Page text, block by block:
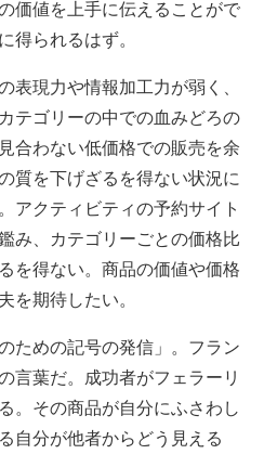
価値を上手に伝えることがで
得られるはず。
現力や情報加工力が弱く、
テゴリーの中での血みどろの
合わない低価格での販売を余
質を下げざるを得ない状況に
アクティビティの予約サイト
み、カテゴリーごとの価格比
を得ない。商品の価値や価格
を期待したい。
ための記号の発信」。フラン
言葉だ。成功者がフェラーリ
。その商品が自分にふさわし
自分が他者からどう見える